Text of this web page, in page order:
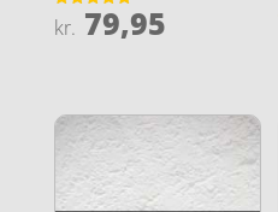
Vurderet
5
kr. 79,95